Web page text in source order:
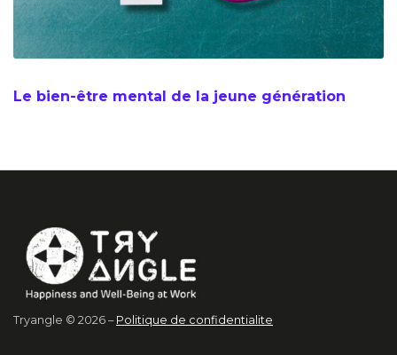
Le bien-être mental de la jeune génération
Tryangle © 2026 – Politique de confidentialite